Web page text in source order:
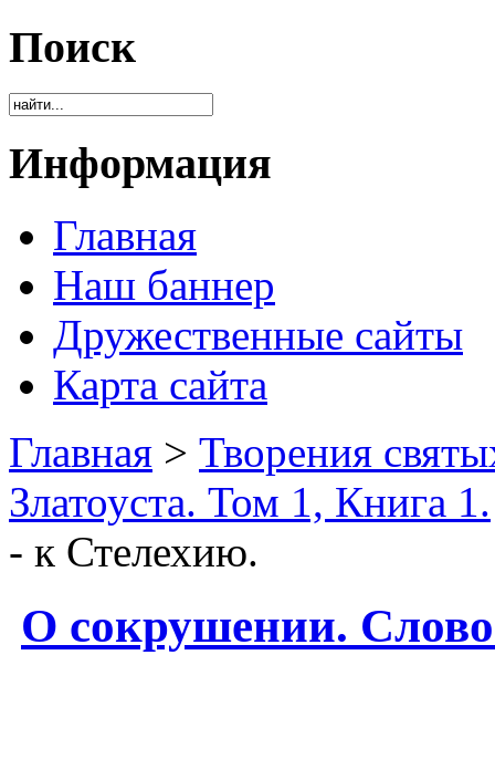
Поиск
Информация
Главная
Наш баннер
Дружественные сайты
Карта сайта
Главная > Творения
Златоуста. Том 1, Книга 1.
- к Стелехию.
О сокрушении.